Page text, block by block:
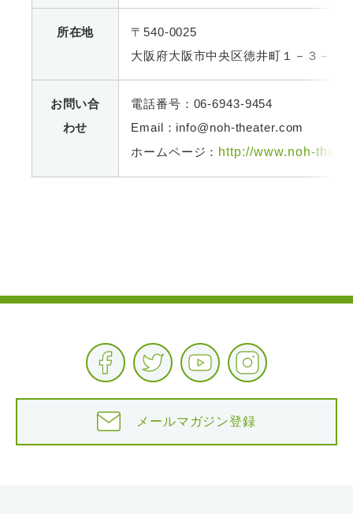
所在地
〒540-0025
大阪府大阪市中央区徳井町１－３－６
お問い合
わせ
電話番号：06-6943-9454
Email：info@noh-theater.com
ホームページ： http://www.noh-
メールマガジン登録